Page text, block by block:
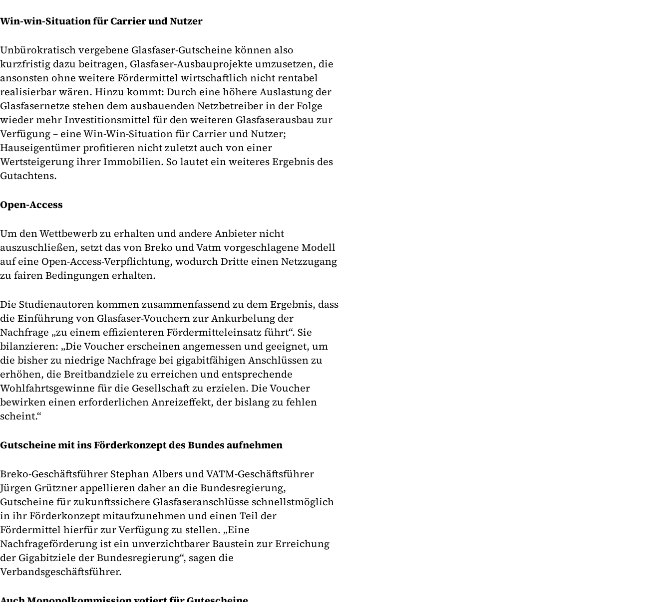
Win-win-Situation für Carrier und Nutzer
Unbürokratisch vergebene Glasfaser-Gutscheine können also
kurzfristig dazu beitragen, Glasfaser-Ausbauprojekte umzusetzen, die
ansonsten ohne weitere Fördermittel wirtschaftlich nicht rentabel
realisierbar wären. Hinzu kommt: Durch eine höhere Auslastung der
Glasfasernetze stehen dem ausbauenden Netzbetreiber in der Folge
wieder mehr Investitionsmittel für den weiteren Glasfaserausbau zur
Verfügung – eine Win-Win-Situation für Carrier und Nutzer;
Hauseigentümer profitieren nicht zuletzt auch von einer
Wertsteigerung ihrer Immobilien. So lautet ein weiteres Ergebnis des
Gutachtens.
Open-Access
Um den Wettbewerb zu erhalten und andere Anbieter nicht
auszuschließen, setzt das von Breko und Vatm vorgeschlagene Modell
auf eine Open-Access-Verpflichtung, wodurch Dritte einen Netzzugang
zu fairen Bedingungen erhalten.
Die Studienautoren kommen zusammenfassend zu dem Ergebnis, dass
die Einführung von Glasfaser-Vouchern zur Ankurbelung der
Nachfrage „zu einem effizienteren Fördermitteleinsatz führt“. Sie
bilanzieren: „Die Voucher erscheinen angemessen und geeignet, um
die bisher zu niedrige Nachfrage bei gigabitfähigen Anschlüssen zu
erhöhen, die Breitbandziele zu erreichen und entsprechende
Wohlfahrtsgewinne für die Gesellschaft zu erzielen. Die Voucher
bewirken einen erforderlichen Anreizeffekt, der bislang zu fehlen
scheint.“
Gutscheine mit ins Förderkonzept des Bundes aufnehmen
Breko-Geschäftsführer Stephan Albers und VATM-Geschäftsführer
Jürgen Grützner appellieren daher an die Bundesregierung,
Gutscheine für zukunftssichere Glasfaseranschlüsse schnellstmöglich
in ihr Förderkonzept mitaufzunehmen und einen Teil der
Fördermittel hierfür zur Verfügung zu stellen. „Eine
Nachfrageförderung ist ein unverzichtbarer Baustein zur Erreichung
der Gigabitziele der Bundesregierung“, sagen die
Verbandsgeschäftsführer.